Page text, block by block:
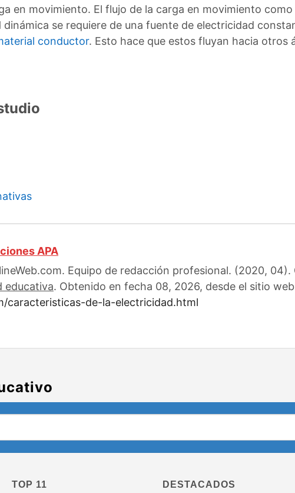
en movimiento. El flujo de la carga en movimiento
dinámica se requiere de una fuente de electricidad
conductor. Esto hace que estos fluyan hacia otros
APA
Equipo de redacción profesional. (2020, 04).
educativa. Obtenido en fecha 08, 2026, desde el sitio
caracteristicas-de-la-electricidad.html
TOP 11 DESTACADOS